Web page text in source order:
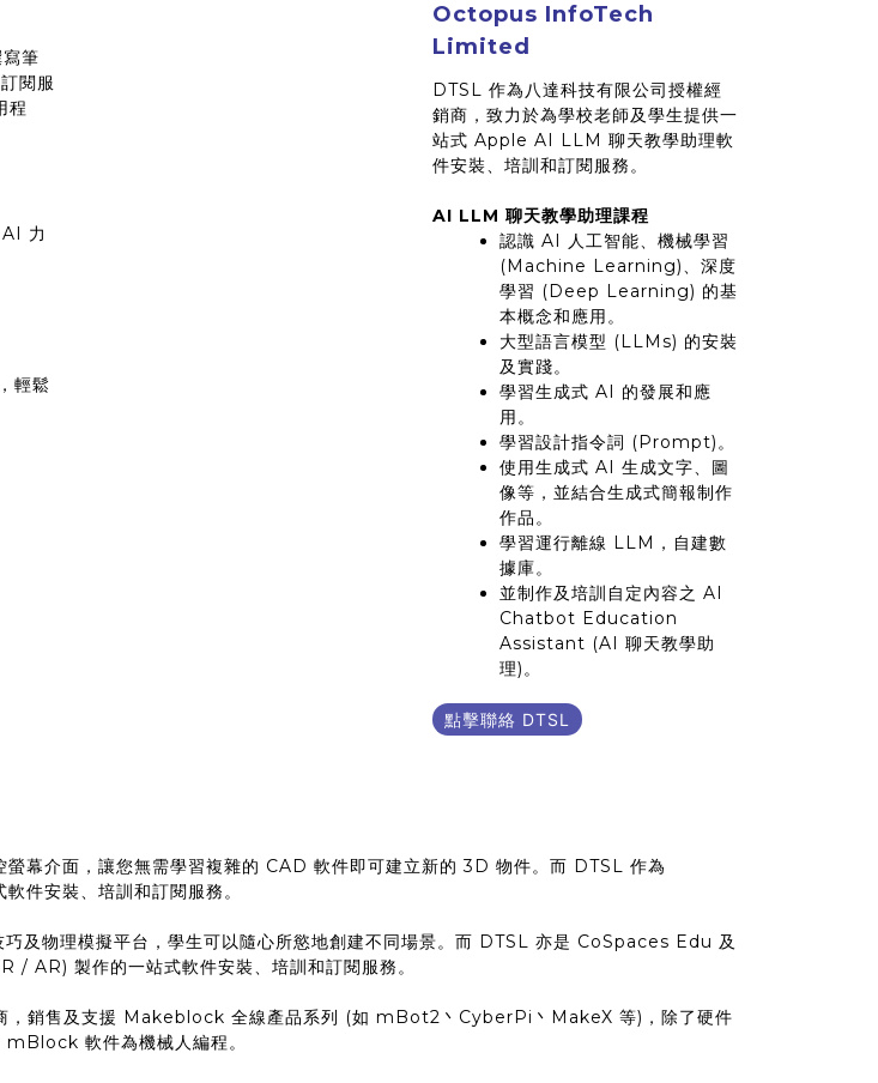
筆
閱服
程
力
輕鬆
Octopus InfoTech
Limited
DTSL 作為八達科技有限公司授權經
銷商，致力於為學校老師及學生提供一
站式 Apple AI LLM 聊天教學助理軟
件安裝、培訓和訂閱服務。
AI LLM 聊天教學助理課程
認識 AI 人工智能、機械學習
(Machine Learning)、深度
學習 (Deep Learning) 的基
本概念和應用。
大型語言模型 (LLMs) 的安裝
及實踐。
學習生成式 AI 的發展和應
用。
學習設計指令詞 (Prompt)。
使用生成式 AI 生成文字、圖
像等，並結合生成式簡報制作
作品。
學習運行離線 LLM，自建數
據庫。
並制作及培訓自定內容之 AI
Chatbot Education
Assistant (AI 聊天教學助
理)。
點擊聯絡 DTSL
幕介面，讓您無需學習複雜的 CAD 軟件即可建立新的 3D 物件。而 DTSL 作為
件安裝、培訓和訂閱服務。
及物理模擬平台，學生可以隨心所慾地創建不同場景。而 DTSL 亦是 CoSpaces Edu 及
AR) 製作的一站式軟件安裝、培訓和訂閱服務。
，銷售及支援 Makeblock 全線產品系列 (如 mBot2丶CyberPi丶MakeX 等)，除了硬件
mBlock 軟件為機械人編程。